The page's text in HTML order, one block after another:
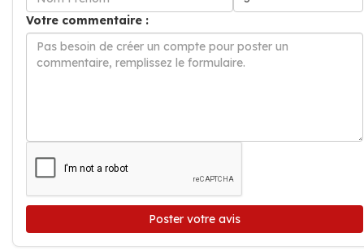
Votre commentaire :
Poster votre avis